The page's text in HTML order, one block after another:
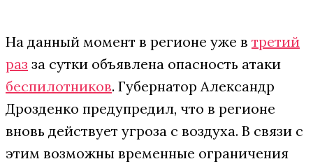
На данный момент в регионе уже в третий
раз за сутки объявлена опасность атаки
беспилотников. Губернатор Александр
Дрозденко предупредил, что в регионе
вновь действует угроза с воздуха. В связи с
этим возможны временные ограничения